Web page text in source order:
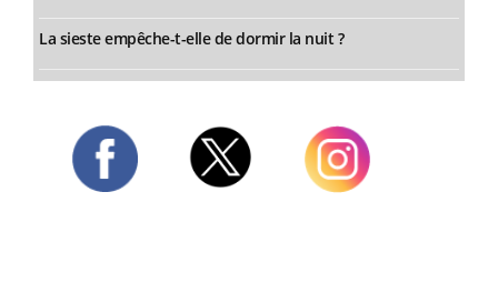
La sieste empêche-t-elle de dormir la nuit ?